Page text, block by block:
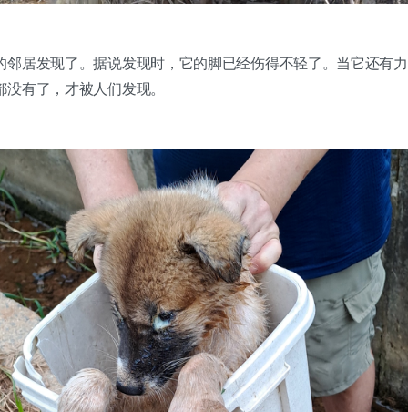
邻居发现了。据说发现时，它的脚已经伤得不轻了。当它还有
有了，才被人们发现。